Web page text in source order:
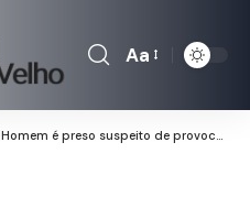
Font
Aa
Homem é preso suspeito de provocar acidente fatal em Rondônia.